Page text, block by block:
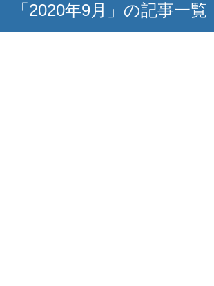
「2020年9月」の記事一覧